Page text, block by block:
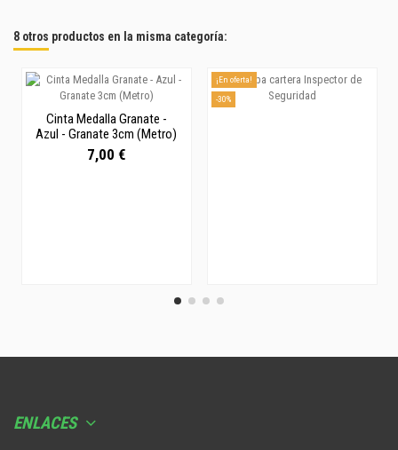
8 otros productos en la misma categoría:
Cinta Medalla Granate -
Azul - Granate 3cm (Metro)
7,00 €
¡En oferta!
-30%
ENLACES